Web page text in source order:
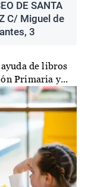
DE SANTA
C/ Miguel de
3
de libros
Primaria y...